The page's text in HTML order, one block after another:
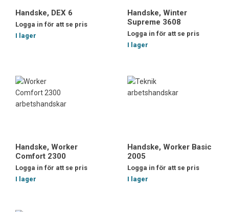
Handske, DEX 6
Logga in för att se pris
I lager
Handske, Winter
Supreme 3608
Logga in för att se pris
I lager
Handske, Worker
Comfort 2300
Logga in för att se pris
I lager
Handske, Worker Basic
2005
Logga in för att se pris
I lager